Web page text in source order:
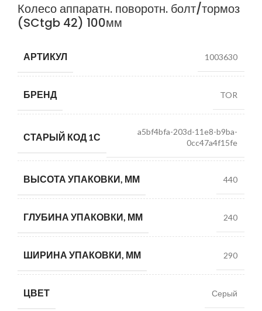
Колесо аппаратн. поворотн. болт/тормоз
(SCtgb 42) 100мм
АРТИКУЛ 1003630
БРЕНД TOR
СТАРЫЙ КОД 1С
a5bf4bfa-203d-11e8-b9ba-
0cc47a4f15fe
ВЫСОТА УПАКОВКИ, ММ 440
ГЛУБИНА УПАКОВКИ, ММ 240
ШИРИНА УПАКОВКИ, ММ 290
ЦВЕТ Серый